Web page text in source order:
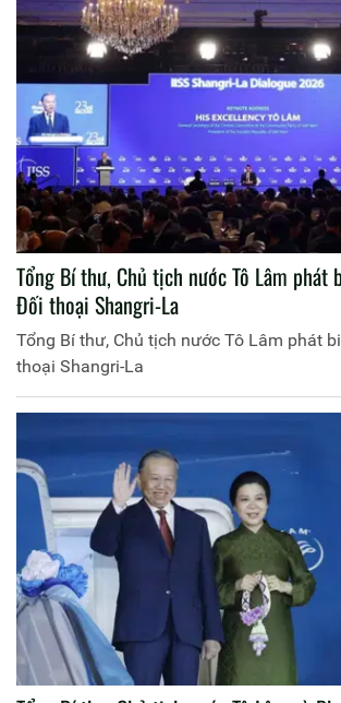
Tổng Bí thư, Chủ tịch nước Tô Lâm phát
Đối thoại Shangri-La
Tổng Bí thư, Chủ tịch nước Tô Lâm phát
thoại Shangri-La